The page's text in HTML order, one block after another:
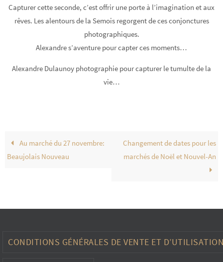
Capturer cette seconde, c’est offrir une porte à l’imagination et aux
rêves. Les alentours de la Semois regorgent de ces conjonctures
photographiques.
Alexandre s’aventure pour capter ces moments…
Alexandre Dulaunoy photographie pour capturer le tumulte de la
vie…
Au marché du 27 novembre:
Beaujolais Nouveau
Changement de dates pour les
marchés de Noël et Nouvel-An
CONDITIONS GÉNÉRALES DE VENTE ET